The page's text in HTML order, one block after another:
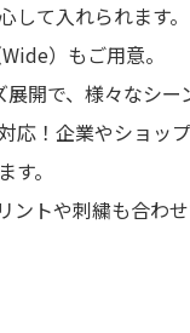
て入れられます。
）もご用意。
開で、様々なシー
応！企業やショ
。
トや刺繍も合わ